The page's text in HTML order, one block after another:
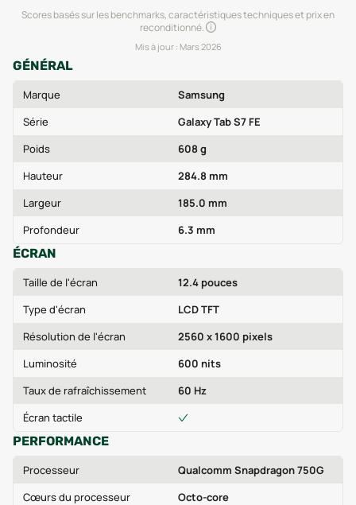
Scores basés sur les benchmarks, caractéristiques techniques et prix en
reconditionné.
Mis à jour : Mars 2026
GÉNÉRAL
Marque
Samsung
Série
Galaxy Tab S7 FE
Poids
608 g
Hauteur
284.8 mm
Largeur
185.0 mm
Profondeur
6.3 mm
ÉCRAN
Taille de l'écran
12.4 pouces
Type d'écran
LCD TFT
Résolution de l'écran
2560 x 1600 pixels
Luminosité
600 nits
Taux de rafraîchissement
60 Hz
Écran tactile
PERFORMANCE
Processeur
Qualcomm Snapdragon 750G
Cœurs du processeur
Octo-core